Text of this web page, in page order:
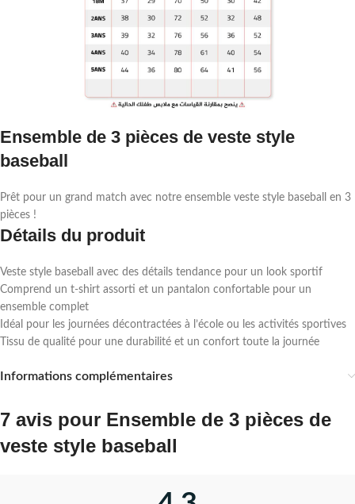
Ensemble de 3 pièces de veste style
baseball
Prêt pour un grand match avec notre ensemble veste style baseball en 3
pièces !
Détails du produit
Veste style baseball avec des détails tendance pour un look sportif
Comprend un t-shirt assorti et un pantalon confortable pour un
ensemble complet
Idéal pour les journées décontractées à l’école ou les activités sportives
Tissu de qualité pour une durabilité et un confort toute la journée
Informations complémentaires
7 avis pour Ensemble de 3 pièces de
veste style baseball